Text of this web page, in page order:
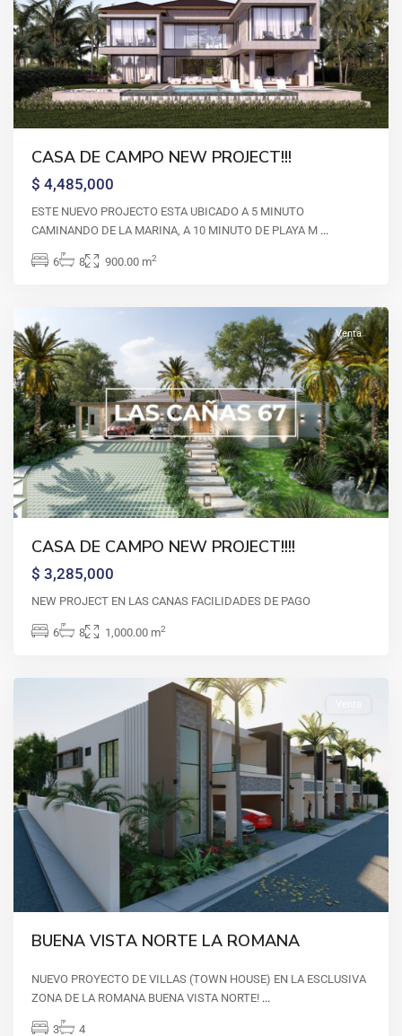
CASA DE CAMPO NEW PROJECT!!!
$ 4,485,000
ESTE NUEVO PROJECTO ESTA UBICADO A 5 MINUTO
CAMINANDO DE LA MARINA, A 10 MINUTO DE PLAYA M ...
6 8 900.00 m2
DE
CAMPO,
Casa
de
La
Venta
CASA DE CAMPO NEW PROJECT!!!!
$ 3,285,000
NEW PROJECT EN LAS CANAS FACILIDADES DE PAGO
6 8 1,000.00 m2
La
BUENA VISTA NORTE LA ROMANA
NUEVO PROYECTO DE VILLAS (TOWN HOUSE) EN LA ESCLUSIVA
ZONA DE LA ROMANA BUENA VISTA NORTE! ...
3 4
CASA
DE
Casa
de